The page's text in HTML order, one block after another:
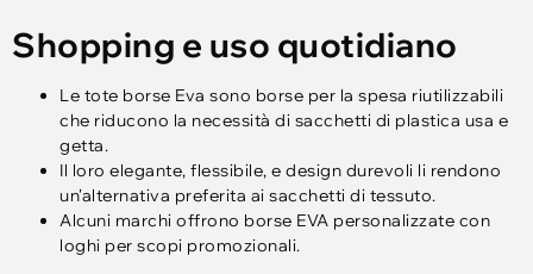
Shopping e uso quotidiano
Le tote borse Eva sono borse per la spesa riutilizzabili
che riducono la necessità di sacchetti di plastica usa e
getta.
Il loro elegante, flessibile, e design durevoli li rendono
un'alternativa preferita ai sacchetti di tessuto.
Alcuni marchi offrono borse EVA personalizzate con
loghi per scopi promozionali.